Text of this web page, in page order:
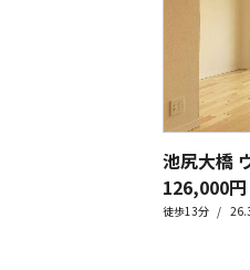
126,000
徒歩13分